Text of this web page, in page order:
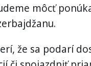
môcť
že sa podarí